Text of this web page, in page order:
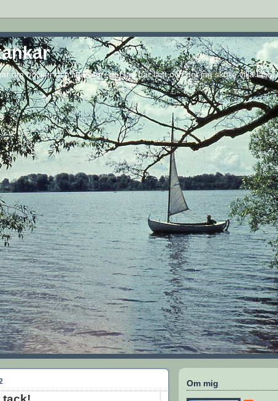
om böcker och litteratur- det jag har läst och det jag skulle vilja läsa.
Om mig